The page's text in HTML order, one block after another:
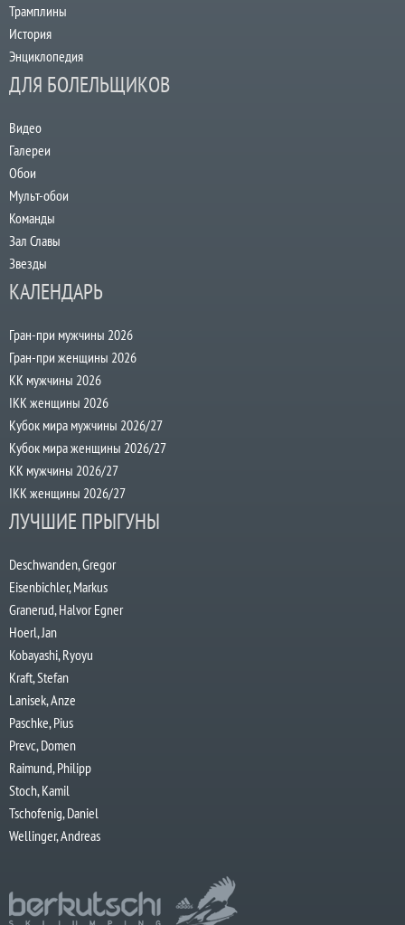
Трамплины
История
Энциклопедия
ДЛЯ БОЛЕЛЬЩИКОВ
Видео
Галереи
Обои
Мульт-обои
Команды
Зал Славы
Звезды
КАЛЕНДАРЬ
Гран-при мужчины 2026
Гран-при женщины 2026
КК мужчины 2026
IKK женщины 2026
Кубок мира мужчины 2026/27
Кубок мира женщины 2026/27
КК мужчины 2026/27
IKK женщины 2026/27
ЛУЧШИЕ ПРЫГУНЫ
Deschwanden, Gregor
Eisenbichler, Markus
Granerud, Halvor Egner
Hoerl, Jan
Kobayashi, Ryoyu
Kraft, Stefan
Lanisek, Anze
Paschke, Pius
Prevc, Domen
Raimund, Philipp
Stoch, Kamil
Tschofenig, Daniel
Wellinger, Andreas